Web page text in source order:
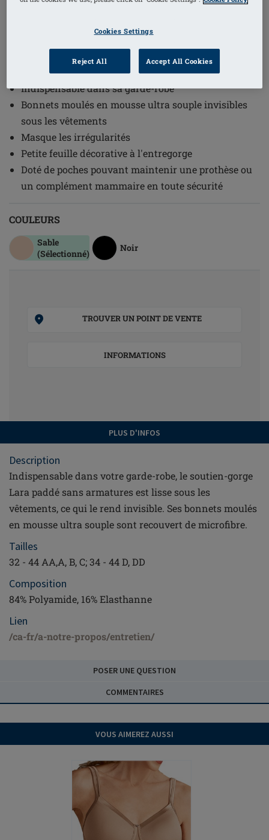
Référence de l'article: 0674 Lara SBP
Indispensable dans sa garde-robe
Bonnets moulés en mousse ultra souple invisibles
sous les vêtements
Masque les irrégularités
Petite feuille décorative à l'entregorge
Doté de poches pouvant maintenir une prothèse ou
un complément mammaire en toute sécurité
COULEURS
Sable
(Sélectionné)
Noir
TROUVER UN POINT DE VENTE
INFORMATIONS
PLUS D'INFOS
Description
Indispensable dans votre garde-robe, le soutien-gorge
Lara paddé sans armatures est lisse sous les
vêtements, ce qui le rend invisible. Ses bonnets moulés
en mousse ultra souple sont recouvert de microfibre.
Tailles
32 - 44 AA,A, B, C; 34 - 44 D, DD
Composition
84% Polyamide, 16% Elasthanne
Lien
/ca-fr/a-notre-propos/entretien/
POSER UNE QUESTION
COMMENTAIRES
VOUS AIMEREZ AUSSI
Cookies Settings
Reject All Accept All Cookies